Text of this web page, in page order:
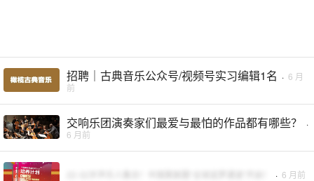
招聘｜古典音乐公众号/视频号实习编辑1名 · 6 月
前
交响乐团演奏家们最爱与最怕的作品都有哪些？
·
6 月前
· 6 月前